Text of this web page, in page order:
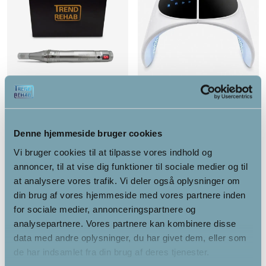
Denne hjemmeside bruger cookies
Vi bruger cookies til at tilpasse vores indhold og
annoncer, til at vise dig funktioner til sociale medier og til
at analysere vores trafik. Vi deler også oplysninger om
din brug af vores hjemmeside med vores partnere inden
for sociale medier, annonceringspartnere og
analysepartnere. Vores partnere kan kombinere disse
data med andre oplysninger, du har givet dem, eller som
de har indsamlet fra din brug af deres tjenester.
Microneedling dermapen
799.00kr.
Alternativ
LED lysterapi maskine
2,195.00kr.
Alternativ